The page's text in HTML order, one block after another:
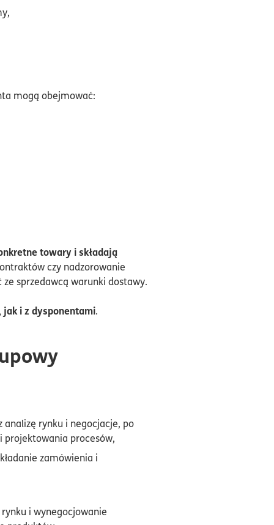
mogą obejmować:
towary i składają
czy nadzorowanie
ze sprzedawcą warunki dostawy.
i z dysponentami.
analizę rynku i negocjacje, po
projektowania procesów,
zamówienia i
i wynegocjowanie